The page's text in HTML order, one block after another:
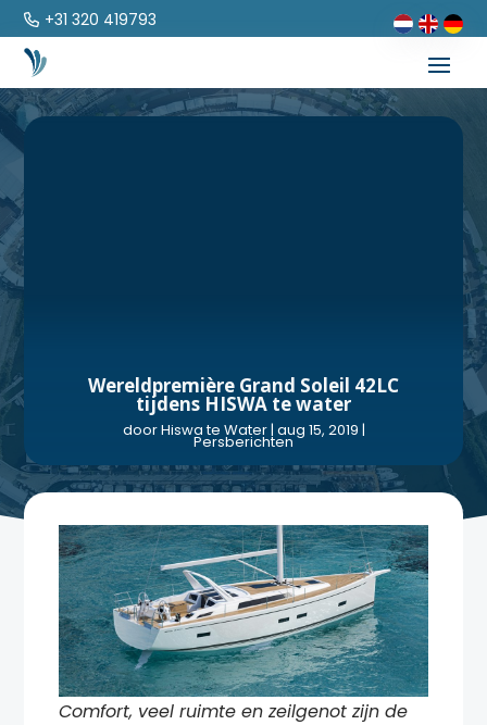
+31 320 419793
Wereldpremière Grand Soleil 42LC
tijdens HISWA te water
doorHiswa te Water| aug 15, 2019 |
Persberichten
Comfort, veel ruimte en zeilgenot zijn de